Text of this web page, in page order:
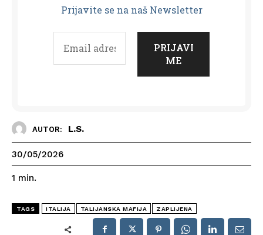
Prijavite se na naš Newsletter
AUTOR: L.S.
30/05/2026
1 min.
TAGS ITALIJA TALIJANSKA MAFIJA ZAPLIJENA